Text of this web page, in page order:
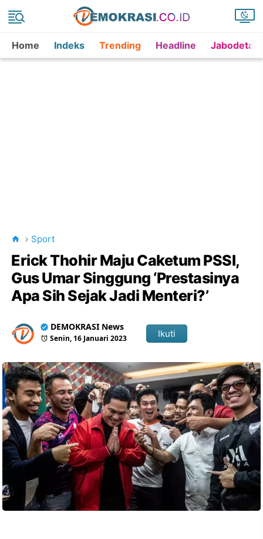
Home Indeks Trending Headline
Sport
Erick Thohir Maju Caketum PSSI,
Gus Umar Singgung ‘Prestasinya
Apa Sih Sejak Jadi Menteri?’
DEMOKRASI News
Senin, 16 Januari 2023 Ikuti